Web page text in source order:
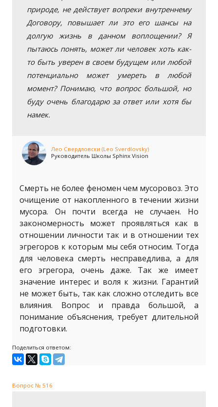
природе, не действует вопреки внутреннему
Договору, повышает ли это его шансы на
долгую жизнь в данном воплощении? Я
пытаюсь понять, может ли человек хоть как-
то быть уверен в своем будущем или любой
потенциально может умереть в любой
момент? Понимаю, что вопрос большой, но
буду очень благодарю за ответ или хотя бы
намек.
Лео Свердловски (Leo Sverdlovsky)
Руководитель Школы Sphinx Vision
Смерть не более феномен чем мусоровоз. Это
очищение от накопленного в течении жизни
мусора. Он почти всегда не случаен. Но
закономерность может проявляться как в
отношении личности так и в отношении тех
эгрегоров к которым мы себя относим. Тогда
для человека смерть несправедлива, а для
его эгрегора, очень даже. Так же имеет
значение интерес и воля к жизни. Гарантий
не может быть, так как сложно отследить все
влияния. Вопрос и правда большой, а
понимание объяснения, требует длительной
подготовки.
Поделиться ответом:
Вопрос № 516